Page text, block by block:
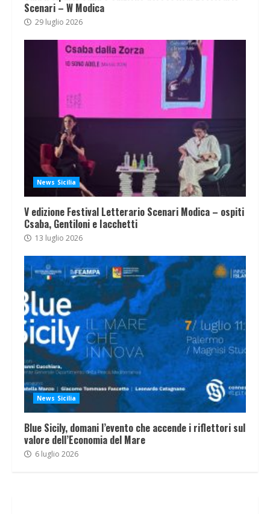
Scenari – W Modica
29 luglio 2026
News Sicilia
V edizione Festival Letterario Scenari Modica – ospiti
Csaba, Gentiloni e Iacchetti
13 luglio 2026
News Sicilia
Blue Sicily, domani l’evento che accende i riflettori sul
valore dell’Economia del Mare
6 luglio 2026